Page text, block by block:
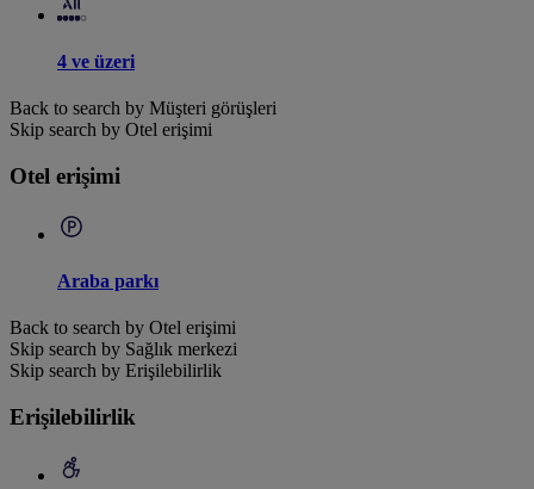
4 ve üzeri
Back to search by Müşteri görüşleri
Skip search by Otel erişimi
Otel erişimi
Araba parkı
Back to search by Otel erişimi
Skip search by Sağlık merkezi
Skip search by Erişilebilirlik
Erişilebilirlik